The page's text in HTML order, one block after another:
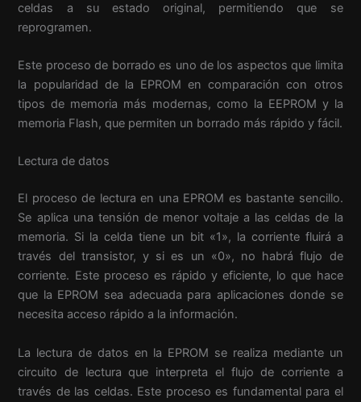
celdas a su estado original, permitiendo que se
reprogramen.
Este proceso de borrado es uno de los aspectos que limita
la popularidad de la EPROM en comparación con otros
tipos de memoria más modernas, como la EEPROM y la
memoria Flash, que permiten un borrado más rápido y fácil.
Lectura de datos
El proceso de lectura en una EPROM es bastante sencillo.
Se aplica una tensión de menor voltaje a las celdas de la
memoria. Si la celda tiene un bit «1», la corriente fluirá a
través del transistor, y si es un «0», no habrá flujo de
corriente. Este proceso es rápido y eficiente, lo que hace
que la EPROM sea adecuada para aplicaciones donde se
necesita acceso rápido a la información.
La lectura de datos en la EPROM se realiza mediante un
circuito de lectura que interpreta el flujo de corriente a
través de las celdas. Este proceso es fundamental para el